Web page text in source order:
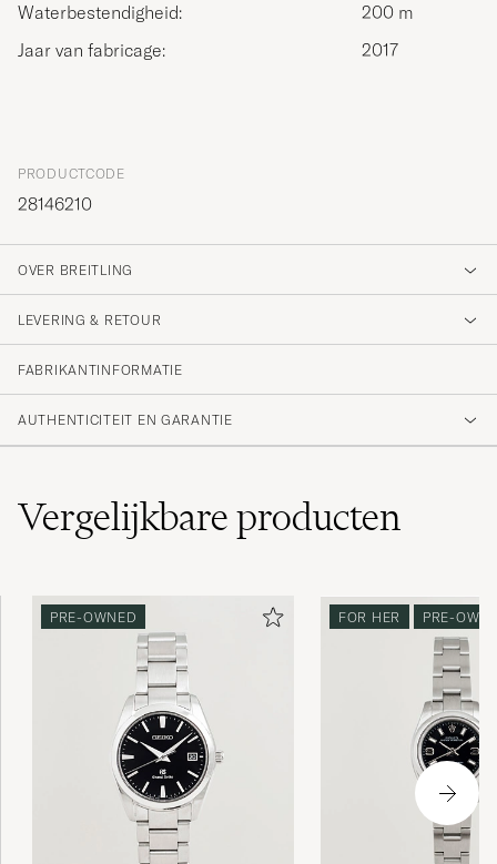
Waterbestendigheid:
200 m
Jaar van fabricage:
2017
PRODUCTCODE
28146210
OVER BREITLING
LEVERING & RETOUR
FABRIKANTINFORMATIE
AUTHENTICITEIT EN GARANTIE
Vergelijkbareproducten
PRE-OWNED FOR HER PRE-